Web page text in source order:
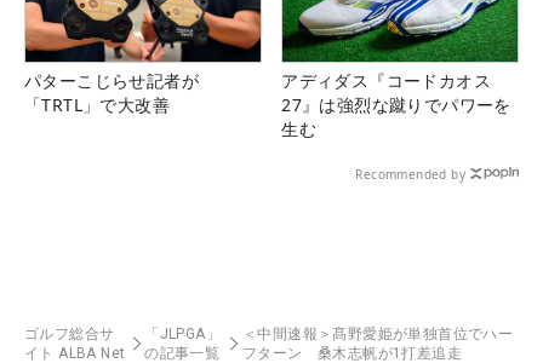
パターこじらせ記者が
「TRTL」で大改善
アディダス『コードカオス
27』は強烈な蹴りでパワーを
生む
Recommended by
ゴルフ総合サ
イト ALBA Net
「JLPGA」
の記事一覧
＜中間速報＞髙野愛姫が単独首位でハー
フターン 桑木志帆が1打差追走